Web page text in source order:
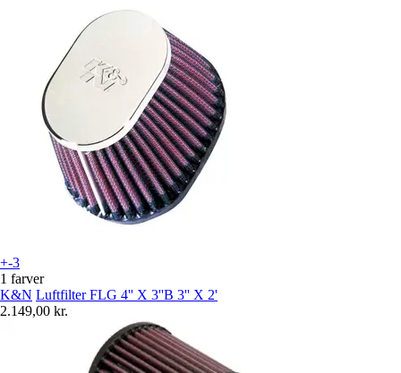
+-3
1 farver
K&N Luftfilter FLG 4'' X 3''B 3'' X 2'
2.149,00 kr.